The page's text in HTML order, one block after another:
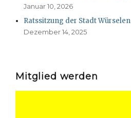
Januar 10, 2026
Ratssitzung der Stadt Würselen
Dezember 14, 2025
Mitglied werden